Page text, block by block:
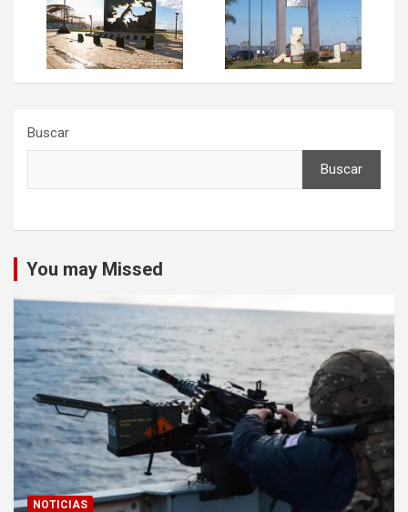
Buscar
Buscar
You may Missed
NOTICIAS